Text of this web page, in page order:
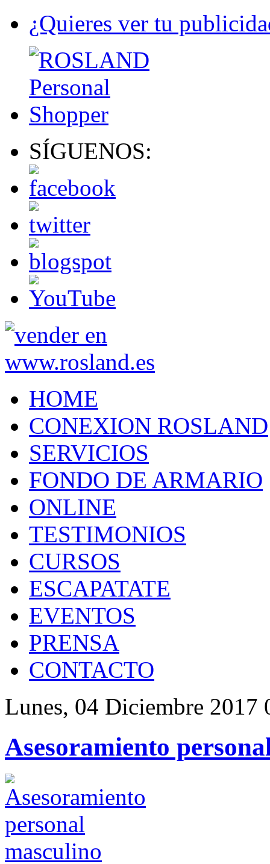
¿Quieres ver tu
SÍGUENOS:
HOME
CONEXION ROSLAND
SERVICIOS
FONDO DE ARMARIO
ONLINE
TESTIMONIOS
CURSOS
ESCAPATATE
EVENTOS
PRENSA
CONTACTO
Lunes, 04 Diciembre 2017
Asesoramiento